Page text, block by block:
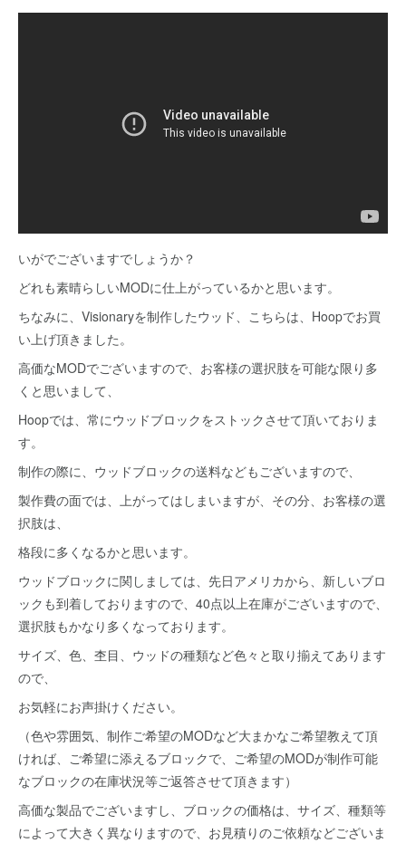
いがでございますでしょうか？
どれも素晴らしいMODに仕上がっているかと思います。
ちなみに、Visionaryを制作したウッド、こちらは、Hoopでお買
い上げ頂きました。
高価なMODでございますので、お客様の選択肢を可能な限り多
くと思いまして、
Hoopでは、常にウッドブロックをストックさせて頂いておりま
す。
制作の際に、ウッドブロックの送料などもございますので、
製作費の面では、上がってはしまいますが、その分、お客様の選
択肢は、
格段に多くなるかと思います。
ウッドブロックに関しましては、先日アメリカから、新しいブロ
ックも到着しておりますので、40点以上在庫がございますので、
選択肢もかなり多くなっております。
サイズ、色、杢目、ウッドの種類など色々と取り揃えてあります
ので、
お気軽にお声掛けください。
（色や雰囲気、制作ご希望のMODなど大まかなご希望教えて頂
ければ、ご希望に添えるブロックで、ご希望のMODが制作可能
なブロックの在庫状況等ご返答させて頂きます）
高価な製品でございますし、ブロックの価格は、サイズ、種類等
によって大きく異なりますので、お見積りのご依頼などございま